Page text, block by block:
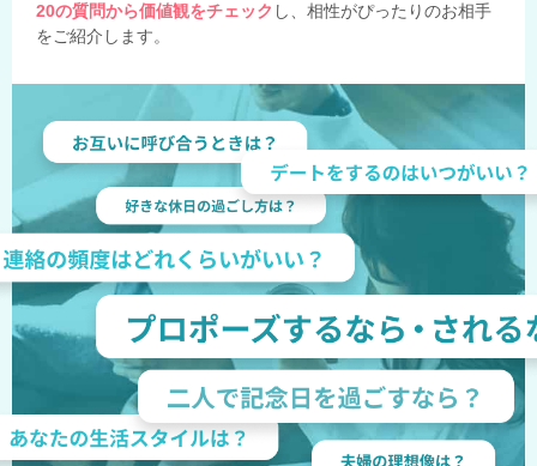
20の質問から価値観をチェック し、相性がぴったりのお相手
をご紹介します。